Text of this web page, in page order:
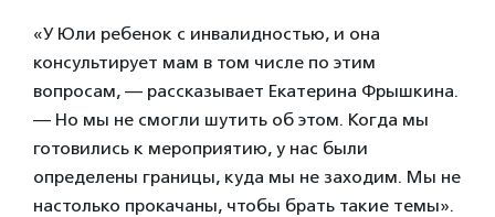
«У Юли ребенок с инвалидностью, и она
консультирует мам в том числе по этим
вопросам, — рассказывает Екатерина Фрышкина.
— Но мы не смогли шутить об этом. Когда мы
готовились к мероприятию, у нас были
определены границы, куда мы не заходим. Мы не
настолько прокачаны, чтобы брать такие темы».